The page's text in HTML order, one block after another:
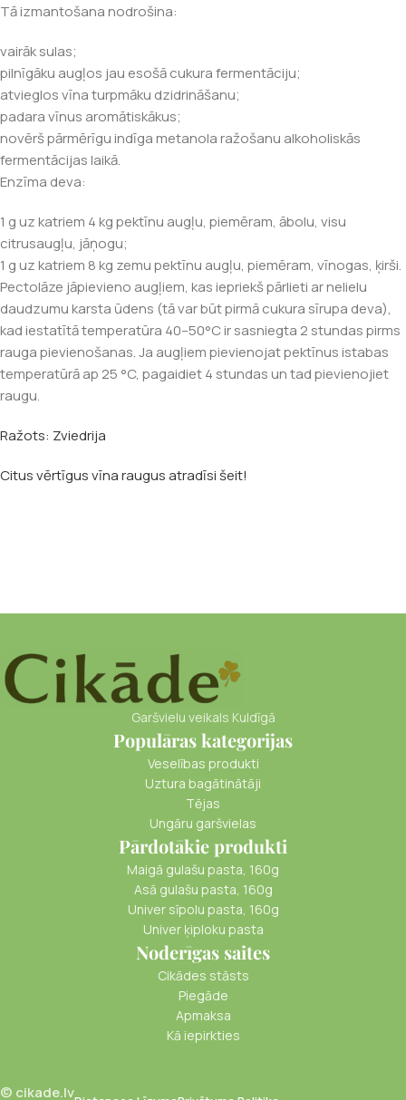
Tā izmantošana nodrošina:
vairāk sulas;
pilnīgāku augļos jau esošā cukura fermentāciju;
atvieglos vīna turpmāku dzidrināšanu;
padara vīnus aromātiskākus;
novērš pārmērīgu indīga metanola ražošanu alkoholiskās
fermentācijas laikā.
Enzīma deva:
1 g uz katriem 4 kg pektīnu augļu, piemēram, ābolu, visu
citrusaugļu, jāņogu;
1 g uz katriem 8 kg zemu pektīnu augļu, piemēram, vīnogas, ķirši.
Pectolāze jāpievieno augļiem, kas iepriekš pārlieti ar nelielu
daudzumu karsta ūdens (tā var būt pirmā cukura sīrupa deva),
kad iestatītā temperatūra 40–50°C ir sasniegta 2 stundas pirms
rauga pievienošanas. Ja augļiem pievienojat pektīnus istabas
temperatūrā ap 25 °C, pagaidiet 4 stundas un tad pievienojiet
raugu.
Ražots: Zviedrija
Citus vērtīgus vīna raugus atradīsi šeit!
Garšvielu veikals Kuldīgā
Populāras kategorijas
Veselības produkti
Uztura bagātinātāji
Tējas
Ungāru garšvielas
Pārdotākie produkti
Maigā gulašu pasta, 160g
Asā gulašu pasta, 160g
Univer sīpolu pasta, 160g
Univer ķiploku pasta
Noderīgas saites
Cikādes stāsts
Piegāde
Apmaksa
Kā iepirkties
© cikade.lv